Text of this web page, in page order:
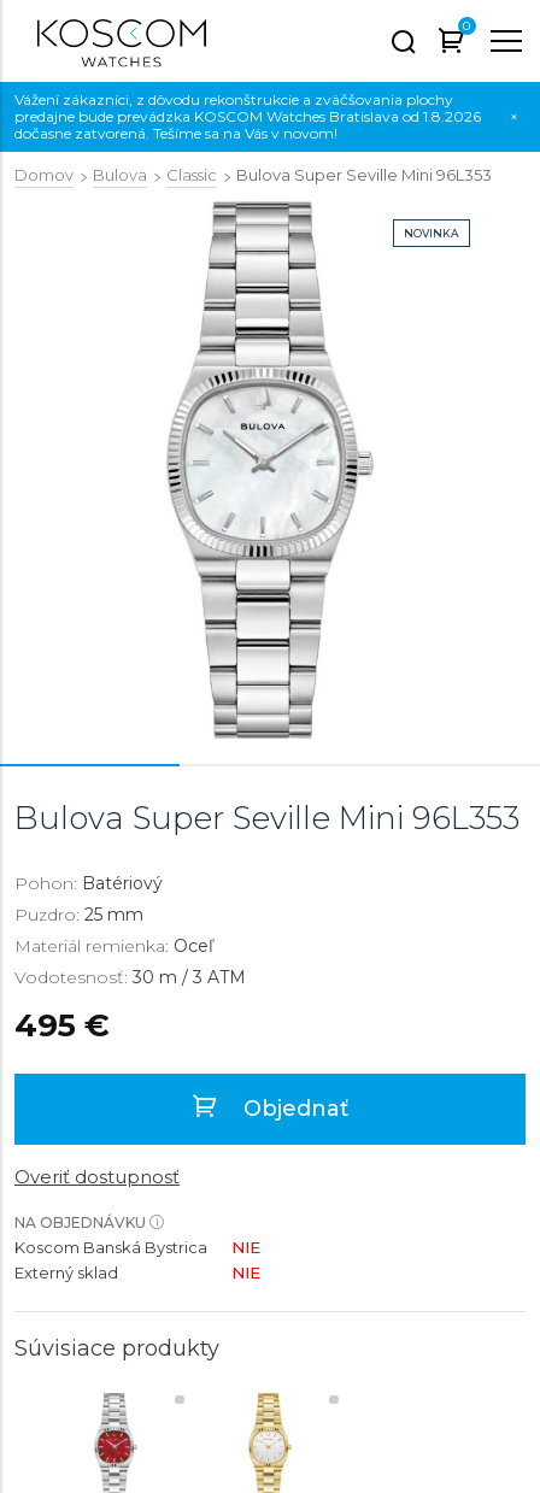
0
Vážení zákazníci, z dôvodu rekonštrukcie a zväčšovania plochy
predajne bude prevádzka KOSCOM Watches Bratislava od 1.8.2026
dočasne zatvorená. Tešíme sa na Vás v novom!
×
Domov Bulova Classic Bulova Super Seville Mini96L353
NOVINKA
Bulova Super Seville Mini 96L353
Pohon: Batériový
Puzdro: 25 mm
Materiál remienka: Oceľ
Vodotesnosť: 30 m / 3 ATM
495 €
Objednať
Overiť dostupnosť
NA OBJEDNÁVKU
Koscom Banská Bystrica
NIE
Externý sklad
NIE
Súvisiace produkty